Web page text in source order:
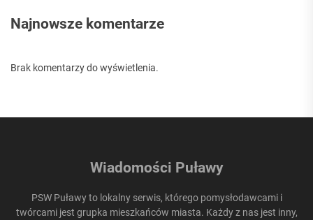
Najnowsze komentarze
Brak komentarzy do wyświetlenia.
Wiadomości Puławy
PSW Puławy to lokalny serwis, którego pomysłodawcami i
twórcami jest grupka mieszkańców miasta. Każdy z nas jest inny,